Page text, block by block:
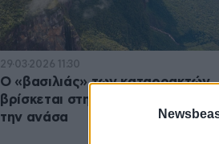
29·03·2026 11:30
Ο «βασιλιάς» των καταρρακτών
βρίσκεται στη Βενεζουέλα και
την ανάσα